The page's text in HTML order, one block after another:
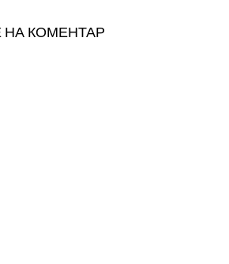
НА КОМЕНТАР